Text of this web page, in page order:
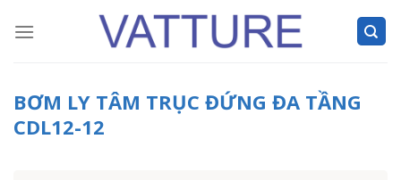
BƠM LY TÂM TRỤC ĐỨNG ĐA TẦNG
CDL12-12